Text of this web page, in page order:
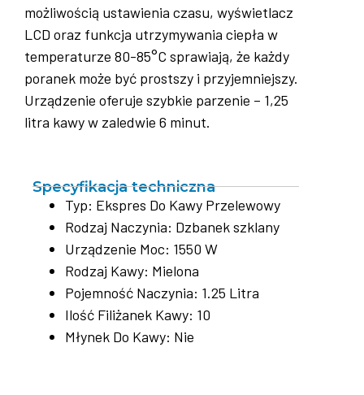
możliwością ustawienia czasu, wyświetlacz
LCD oraz funkcja utrzymywania ciepła w
temperaturze 80-85°C sprawiają, że każdy
poranek może być prostszy i przyjemniejszy.
Urządzenie oferuje szybkie parzenie – 1,25
litra kawy w zaledwie 6 minut.
Specyfikacja techniczna
Typ: Ekspres Do Kawy Przelewowy
Rodzaj Naczynia: Dzbanek szklany
Urządzenie Moc: 1550 W
Rodzaj Kawy: Mielona
Pojemność Naczynia: 1.25 Litra
Ilość Filiżanek Kawy: 10
Młynek Do Kawy: Nie